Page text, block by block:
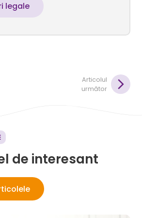
legale
Articolul
următor
de interesant